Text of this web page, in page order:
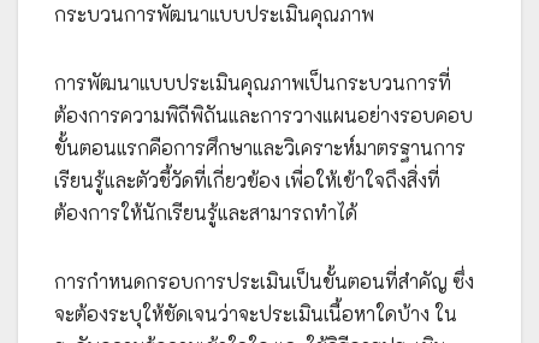
กระบวนการพัฒนาแบบประเมินคุณภาพ
การพัฒนาแบบประเมินคุณภาพเป็นกระบวนการที่
ต้องการความพิถีพิถันและการวางแผนอย่างรอบคอบ
ขั้นตอนแรกคือการศึกษาและวิเคราะห์มาตรฐานการ
เรียนรู้และตัวชี้วัดที่เกี่ยวข้อง เพื่อให้เข้าใจถึงสิ่งที่
ต้องการให้นักเรียนรู้และสามารถทำได้
การกำหนดกรอบการประเมินเป็นขั้นตอนที่สำคัญ ซึ่ง
จะต้องระบุให้ชัดเจนว่าจะประเมินเนื้อหาใดบ้าง ใน